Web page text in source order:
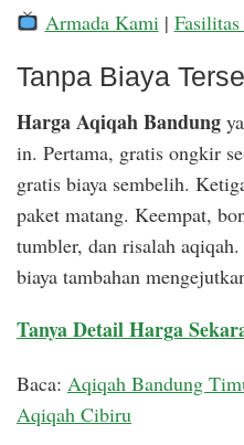
Armada Kami |
Tanpa Biaya
Harga Aqiqah Bandung
in. Pertama, gratis ongkir
gratis biaya sembelih.
paket matang. Keempat,
tumbler, dan risalah
biaya tambahan
Tanya Detail Harga
Baca: Aqiqah Bandung
Aqiqah Cibiru